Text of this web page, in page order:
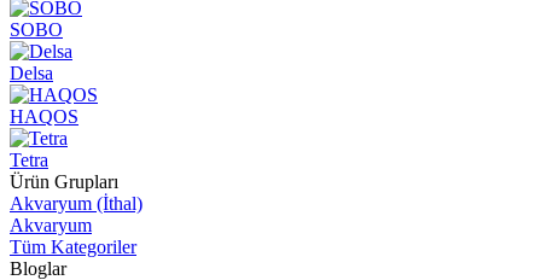
SOBO
Delsa
HAQOS
Tetra
Ürün Grupları
Akvaryum (İthal)
Akvaryum
Tüm Kategoriler
Bloglar